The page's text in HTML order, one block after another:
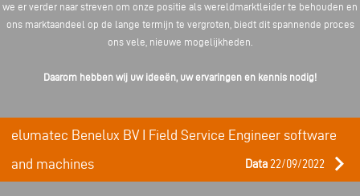
we er verder naar streven om onze positie als wereldmarktleider te behouden en
ons marktaandeel op de lange termijn te vergroten, biedt dit spannende proces
ons vele, nieuwe mogelijkheden.
Daarom hebben wij uw ideeën, uw ervaringen en kennis nodig!
elumatec Benelux BV I Field Service Engineer software
and machines
Data 22/09/2022 keyboard_arrow_right